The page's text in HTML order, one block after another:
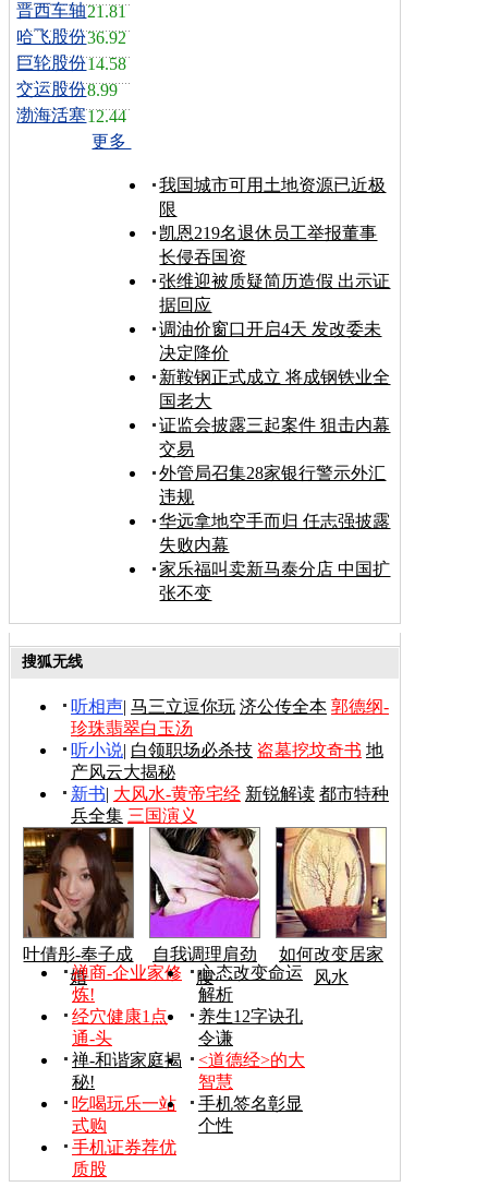
晋西车轴21.81
哈飞股份36.92
巨轮股份14.58
交运股份8.99
渤海活塞12.44
更多
我国城市可用土地资源已近极
限
凯恩219名退休员工举报董事
长侵吞国资
张维迎被质疑简历造假 出示证
据回应
调油价窗口开启4天 发改委未
决定降价
新鞍钢正式成立 将成钢铁业全
国老大
证监会披露三起案件 狙击内幕
交易
外管局召集28家银行警示外汇
违规
华远拿地空手而归 任志强披露
失败内幕
家乐福叫卖新马泰分店 中国扩
张不变
搜狐无线
听相声| 马三立逗你玩 济公传全本 郭德纲-
珍珠翡翠白玉汤
听小说| 白领职场必杀技 盗墓挖坟奇书 地
产风云大揭秘
新书| 大风水-黄帝宅经 新锐解读 都市特种
兵全集 三国演义
叶倩彤-奉子成
婚
自我调理肩劲
腰
如何改变居家
风水
禅商-企业家修
炼!
心态改变命运
解析
经穴健康1点
通-头
养生12字诀孔
令谦
禅-和谐家庭揭
秘!
<道德经>的大
智慧
吃喝玩乐一站
式购
手机签名彰显
个性
手机证券荐优
质股